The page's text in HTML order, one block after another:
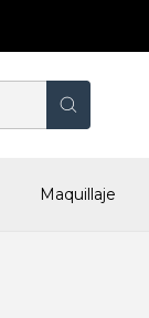
Maquillaje